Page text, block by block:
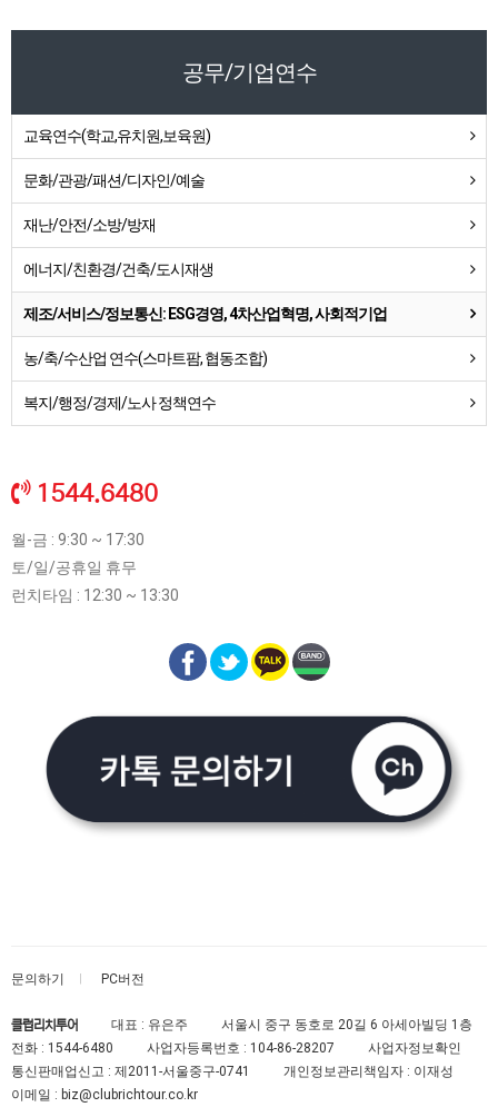
공무/기업연수
교육연수(학교,유치원,보육원)
문화/관광/패션/디자인/예술
재난/안전/소방/방재
에너지/친환경/건축/도시재생
제조/서비스/정보통신: ESG경영, 4차산업혁명, 사회적기업
농/축/수산업 연수(스마트팜, 협동조합)
복지/행정/경제/노사 정책연수
1544.6480
월-금 : 9:30 ~ 17:30
토/일/공휴일 휴무
런치타임 : 12:30 ~ 13:30
문의하기 PC버전
클럽리치투어 대표 : 유은주
서울시 중구 동호로 20길 6 아세아빌딩 1층
전화 : 1544-6480 사업자등록번호 : 104-86-28207
사업자정보확인
통신판매업신고 : 제2011-서울중구-0741
개인정보관리책임자 : 이재성
이메일 : biz@clubrichtour.co.kr